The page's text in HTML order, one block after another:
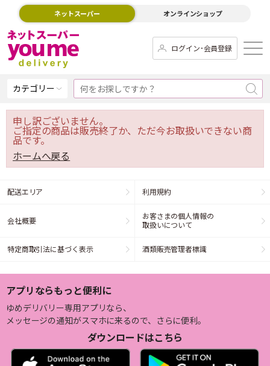
ネットスーパー オンラインショップ
ログイン･会員登録
カテゴリー
申し訳ございません。
ご指定の商品は販売終了か、ただ今お取扱いできない商
品です。
ホームへ戻る
配送エリア 利用規約
会社概要
お客さまの個人情報の
取扱いについて
特定商取引法に基づく表示 酒類販売管理者標識
アプリならもっと便利に
ゆめデリバリー専用アプリなら、
メッセージの通知がスマホに来るので、さらに便利。
ダウンロードはこちら